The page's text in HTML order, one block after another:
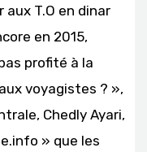
T.O en dinar
en 2015,
profité à la
voyagistes ? »,
Chedly Ayari,
» que les